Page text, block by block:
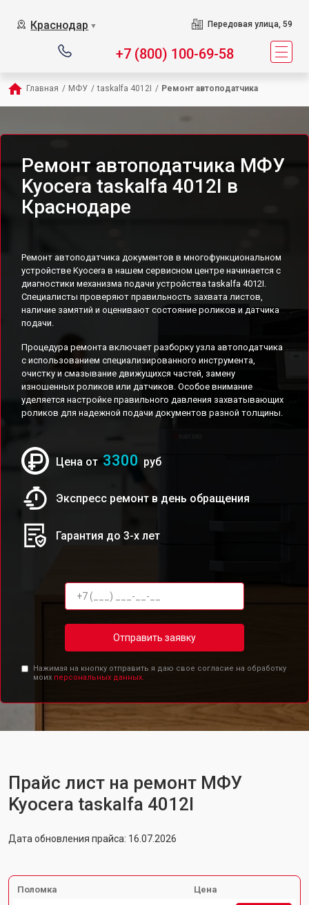
Краснодар ▼ Передовая улица, 59
+7 (800) 100-69-58
Главная / МФУ / taskalfa 4012I / Ремонт автоподатчика
Ремонт автоподатчика МФУ
Kyocera taskalfa 4012I в
Краснодаре
Ремонт автоподатчика документов в многофункциональном
устройстве Kyocera в нашем сервисном центре начинается с
диагностики механизма подачи устройства taskalfa 4012I.
Специалисты проверяют правильность захвата листов,
наличие замятий и оценивают состояние роликов и датчика
подачи.
Процедура ремонта включает разборку узла автоподатчика
с использованием специализированного инструмента,
очистку и смазывание движущихся частей, замену
изношенных роликов или датчиков. Особое внимание
уделяется настройке правильного давления захватывающих
роликов для надежной подачи документов разной толщины.
Цена от 3300 руб
Экспресс ремонт в день обращения
Гарантия до 3-х лет
Отправить заявку
Нажимая на кнопку отправить я даю свое согласие на обработку
моих персональных данных.
Прайс лист на ремонт МФУ
Kyocera taskalfa 4012I
Дата обновления прайса: 16.07.2026
Поломка Цена